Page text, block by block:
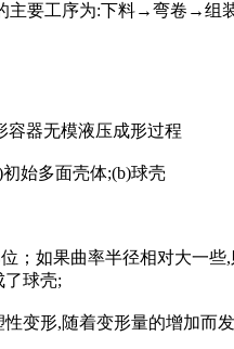
主要工序为:下料→弯卷→组
容器无模液压成形过程
多面壳体;(b)球壳
果曲率半径相对大一些
了球壳;
形,随着变形量的增加而